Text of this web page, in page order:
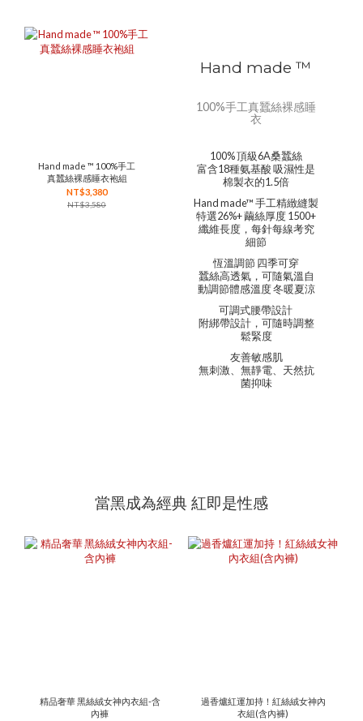
Hand made ™ 100%手工
真蠶絲裸感睡衣袍組
NT$3,380
NT$3,580
Hand made ™
100%手工真蠶絲裸感睡
衣
100% 頂級6A桑蠶絲
富含18種氨基酸 吸濕性是
棉製衣的1.5倍
Hand made™ 手工精緻縫製
特選26%+ 繭絲厚度 1500+
纖維長度，每針每線考究
細節
恆溫調節 四季可穿
蠶絲高透氣，可隨氣溫自
動調節體感溫度 冬暖夏涼
可調式腰帶設計
附綁帶設計，可隨時調整
鬆緊度
友善敏感肌
無刺激、無靜電、天然抗
菌抑味
當黑成為經典 紅即是性感
精品奢華 黑絲絨女神內衣組-含
內褲
過香爐紅運加持！紅絲絨女神內
衣組(含內褲)